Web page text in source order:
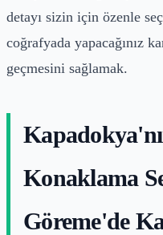
detayı sizin için özenle
coğrafyada yapacağınız
geçmesini sağlamak.
Konaklama
Göreme'de